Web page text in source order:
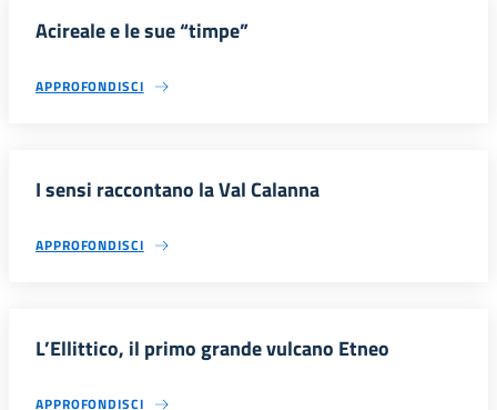
Acireale e le sue “timpe”
APPROFONDISCI
I sensi raccontano la Val Calanna
APPROFONDISCI
L’Ellittico, il primo grande vulcano Etneo
APPROFONDISCI